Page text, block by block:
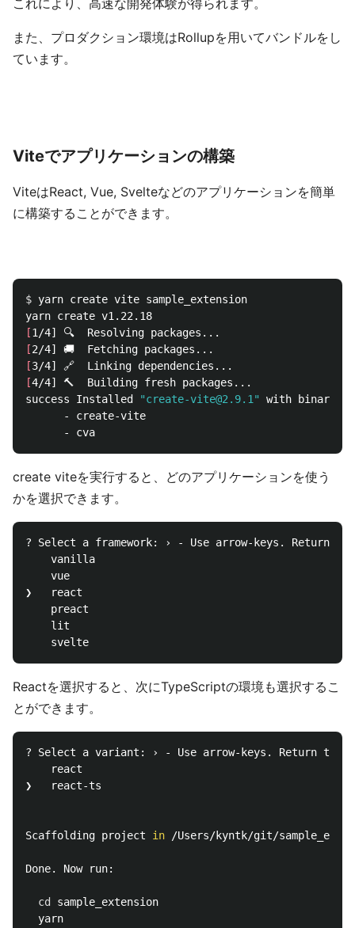
これにより、高速な開発体験が得られます。
また、プロダクション環境はRollupを用いてバンドルをし
ています。
Viteでアプリケーションの構築
ViteはReact, Vue, Svelteなどのアプリケーションを簡単
に構築することができます。
$ yarn create vite sample_extension
[
[
[
[4/4] 🔨  Building fresh packages...
success Installed
"create-vite@2.9.1"
with binaries:
      - create-vite
create viteを実行すると、どのアプリケーションを使う
かを選択できます。
? Select a framework: › - Use arrow-keys. Return to
    vanilla
    vue
❯   react
    preact
    lit
Reactを選択すると、次にTypeScriptの環境も選択するこ
とができます。
? Select a variant: › - Use arrow-keys. Return to
    react
❯   react-ts
Scaffolding project in /Users/kyntk/git/
Done. Now run:
cd sample_extension
  yarn